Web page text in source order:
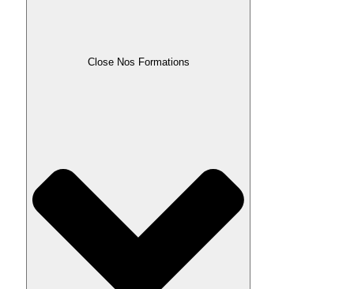
Close Nos Formations